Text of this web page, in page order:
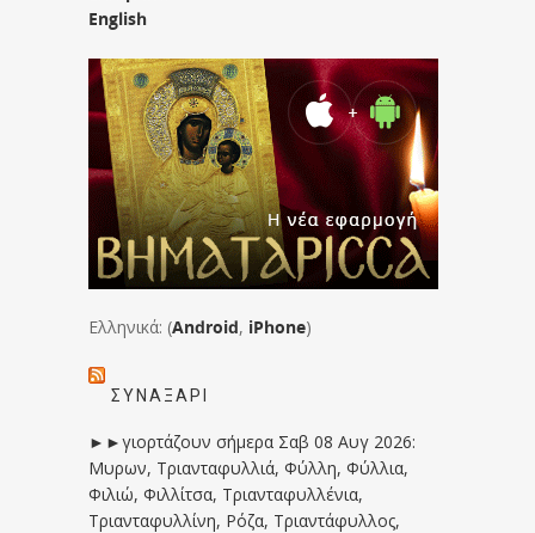
English
Ελληνικά: (Android, iPhone)
ΣΥΝΑΞΆΡΙ
►►γιορτάζουν σήμερα Σαβ 08 Αυγ 2026:
Μυρων, Τριανταφυλλιά, Φύλλη, Φύλλια,
Φιλιώ, Φιλλίτσα, Τριανταφυλλένια,
Τριανταφυλλίνη, Ρόζα, Τριαντάφυλλος,